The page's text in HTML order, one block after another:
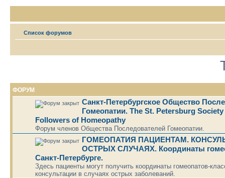
Список форумов
ФОРУМ
Санкт-Петербургское Общество
Гомеопатии. The St. Petersburg
Followers of Homeopathy
Форум членов Общества Последователей Гомеопатии.
ГОМЕОПАТИЯ ПАЦИЕНТАМ.
ОСТРЫХ СЛУЧАЯХ. Координаты
Санкт-Петербурге.
Здесь пациенты могут получить координаты гомеопатов-
консультации в случаях острых заболеваний.